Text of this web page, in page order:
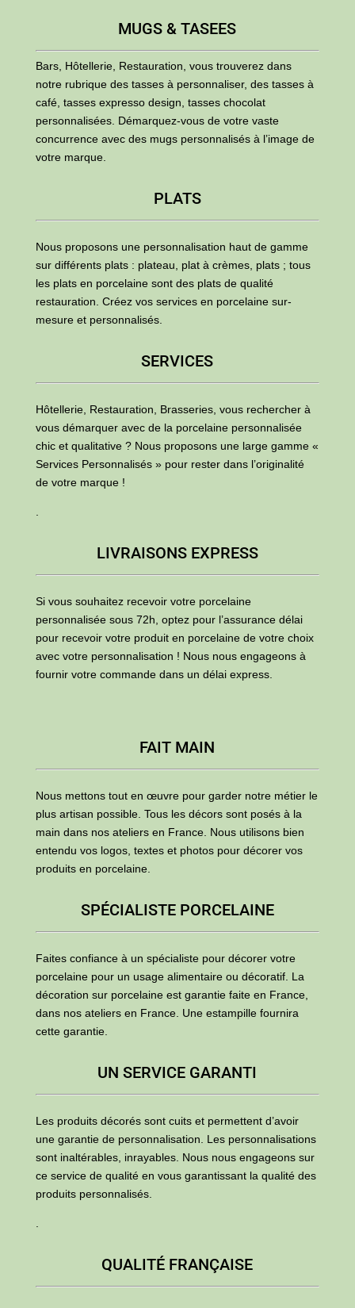
MUGS & TASEES
Bars, Hôtellerie, Restauration, vous trouverez dans
notre rubrique des tasses à personnaliser, des tasses à
café, tasses expresso design, tasses chocolat
personnalisées. Démarquez-vous de votre vaste
concurrence avec des mugs personnalisés à l’image de
votre marque.
PLATS
Nous proposons une personnalisation haut de gamme
sur différents plats : plateau, plat à crèmes, plats ; tous
les plats en porcelaine sont des plats de qualité
restauration. Créez vos services en porcelaine sur-
mesure et personnalisés.
SERVICES
Hôtellerie, Restauration, Brasseries, vous rechercher à
vous démarquer avec de la porcelaine personnalisée
chic et qualitative ? Nous proposons une large gamme «
Services Personnalisés » pour rester dans l’originalité
de votre marque !
.
LIVRAISONS EXPRESS
Si vous souhaitez recevoir votre porcelaine
personnalisée sous 72h, optez pour l’assurance délai
pour recevoir votre produit en porcelaine de votre choix
avec votre personnalisation ! Nous nous engageons à
fournir votre commande dans un délai express.
FAIT MAIN
Nous mettons tout en œuvre pour garder notre métier le
plus artisan possible. Tous les décors sont posés à la
main dans nos ateliers en France. Nous utilisons bien
entendu vos logos, textes et photos pour décorer vos
produits en porcelaine.
SPÉCIALISTE PORCELAINE
Faites confiance à un spécialiste pour décorer votre
porcelaine pour un usage alimentaire ou décoratif. La
décoration sur porcelaine est garantie faite en France,
dans nos ateliers en France. Une estampille fournira
cette garantie.
UN SERVICE GARANTI
Les produits décorés sont cuits et permettent d’avoir
une garantie de personnalisation. Les personnalisations
sont inaltérables, inrayables. Nous nous engageons sur
ce service de qualité en vous garantissant la qualité des
produits personnalisés.
.
QUALITÉ FRANÇAISE